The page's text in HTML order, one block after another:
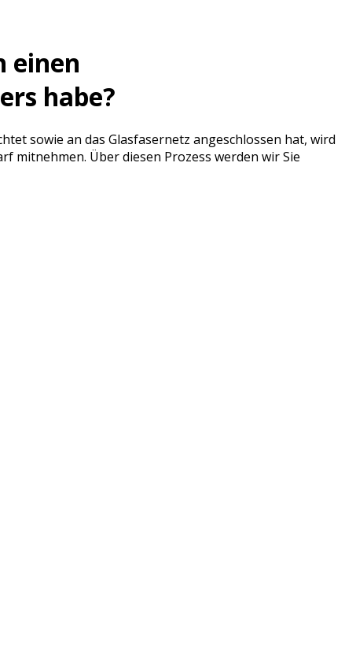
einen
habe?
sowie an das Glasfasernetz angeschlossen hat, wird
mitnehmen. Über diesen Prozess werden wir Sie